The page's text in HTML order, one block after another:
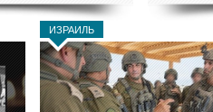
ИЗРАИЛЬ